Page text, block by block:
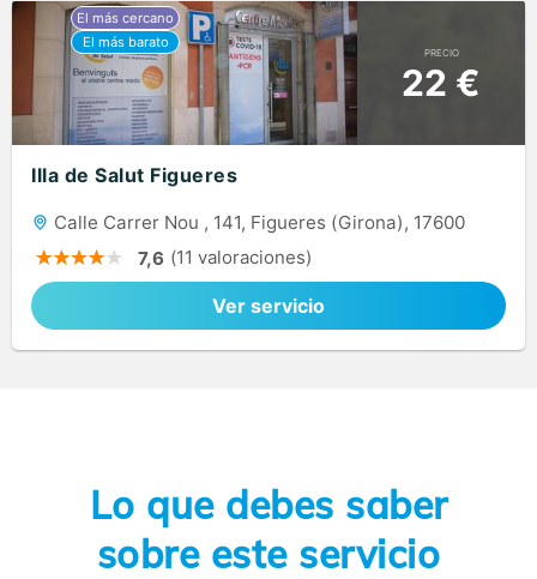
PRECIO
22 €
Illa de Salut Figueres
Calle Carrer Nou , 141, Figueres (Girona), 17600
7,6 (11 valoraciones)
Ver servicio
Lo que debes saber
sobre este servicio